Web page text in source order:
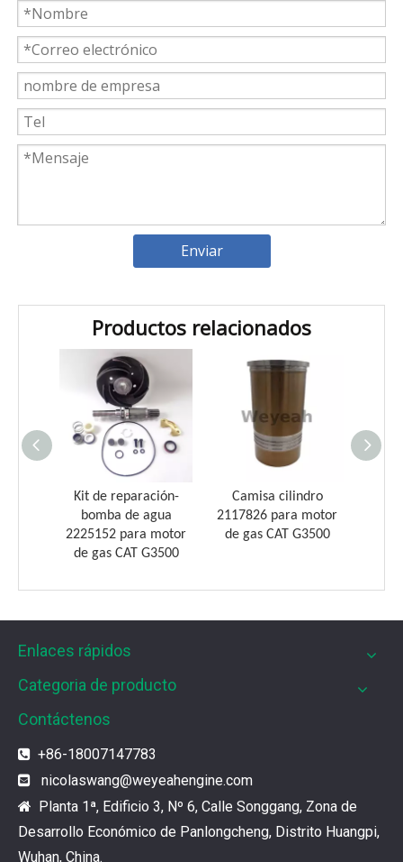
Weyeah Power celebra una cálida Navidad, ¡festejando juntos en esta temporada festiva!
Weyeah Power, 25 de diciembre de 2023 - En esta
Los filtros UPF de Weyeah son ideales para motores
Los productos de gas de alta calidad son
Muchos consumidores quieren encontrar
Enviar
Productos relacionados
Kit de reparación-
bomba de agua
2225152 para motor
de gas CAT G3500
Camisa cilindro
2117826 para motor
de gas CAT G3500
Enlaces rápidos
Categoria de producto
Contáctenos
 +86-18007147783
 nicolaswang@weyeahengine.com
 Planta 1ª, Edificio 3, Nº 6, Calle Songgang, Zona de
Desarrollo Económico de Panlongcheng, Distrito Huangpi,
Wuhan, China.